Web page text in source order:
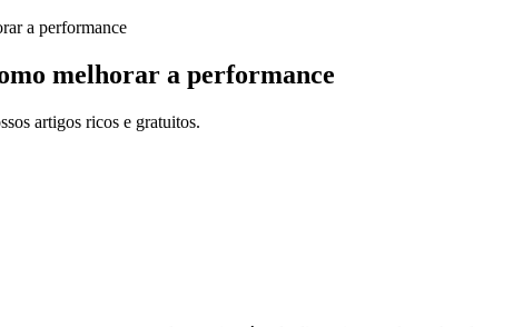
melhorar a performance
artigos ricos e gratuitos.